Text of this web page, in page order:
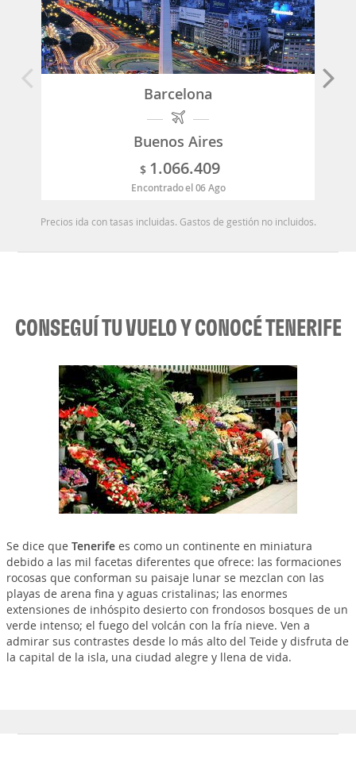
Barcelona
Buenos Aires
$ 1.066.409
Encontrado el 06 Ago
Precios ida con tasas incluidas. Gastos de gestión no incluidos.
CONSEGUÍ TU VUELO Y CONOCÉ TENERIFE
Se dice que Tenerifees como un continente en miniatura
debido a las mil facetas diferentes que ofrece: las formaciones
rocosas que conforman su paisaje lunar se mezclan con las
playas de arena fina y aguas cristalinas; las enormes
extensiones de inhóspito desierto con frondosos bosques de un
verde intenso; el fuego del volcán con la fría nieve. Ven a
admirar sus contrastes desde lo más alto del Teide y disfruta de
la capital de la isla, una ciudad alegre y llena de vida.